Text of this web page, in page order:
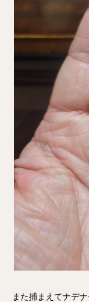
また捕まえてナデ